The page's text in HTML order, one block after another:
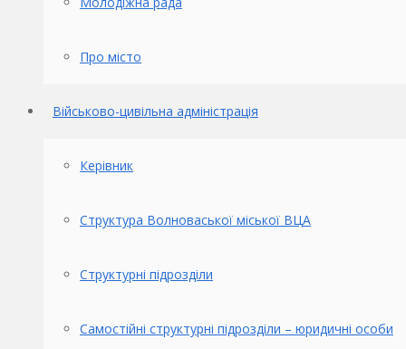
Про місто
Військово-цивільна адміністрація
Керівник
Структура Волноваської міської ВЦА
Структурні підрозділи
Самостійні структурні підрозділи – юридичні особи